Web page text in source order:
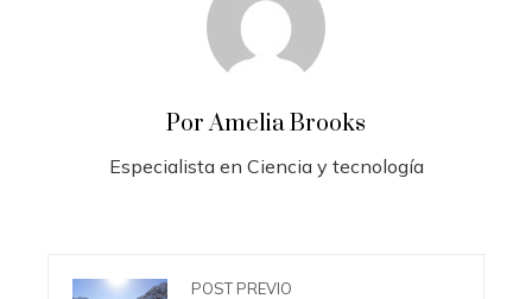
Por Amelia Brooks
Especialista en Ciencia y tecnología
POST PREVIO